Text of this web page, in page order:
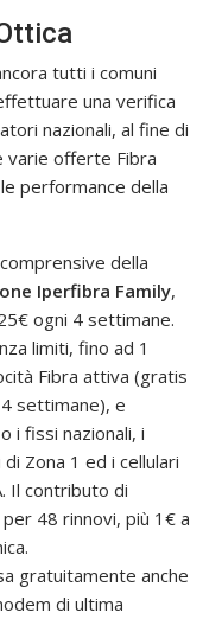
tutti i comuni
una verifica
nazionali, al fine di
varie offerte Fibra
performance della
della
Iperfibra Family,
ogni 4 settimane.
limiti, fino ad 1
Fibra attiva (gratis
settimane), e
i fissi nazionali, i
Zona 1 ed i cellulari
Il contributo di
48 rinnovi, più 1€ a
gratuitamente anche
di ultima